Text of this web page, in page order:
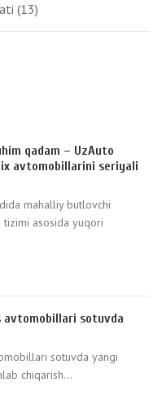
(13)
qadam – UzAuto
avtomobillarini seriyali
mahalliy butlovchi
tizimi asosida yuqori
avtomobillari sotuvda
sotuvda yangi
chiqarish...